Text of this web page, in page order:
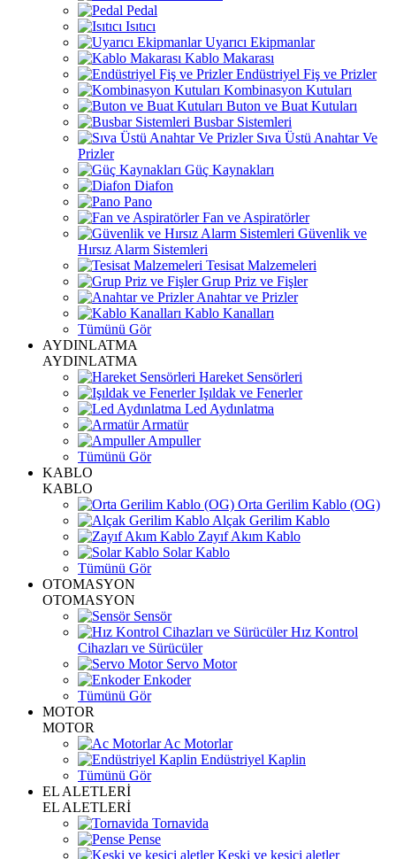
Pedal
Isıtıcı
Uyarıcı Ekipmanlar
Kablo Makarası
Endüstriyel Fiş ve Prizler
Kombinasyon Kutuları
Buton ve Buat Kutuları
Busbar Sistemleri
Sıva Üstü Anahtar Ve
Prizler
Güç Kaynakları
Diafon
Pano
Fan ve Aspiratörler
Güvenlik ve
Hırsız Alarm Sistemleri
Tesisat Malzemeleri
Grup Priz ve Fişler
Anahtar ve Prizler
Kablo Kanalları
Tümünü Gör
AYDINLATMA
AYDINLATMA
Hareket Sensörleri
Işıldak ve Fenerler
Led Aydınlatma
Armatür
Ampuller
Tümünü Gör
KABLO
KABLO
Orta Gerilim Kablo (OG)
Alçak Gerilim Kablo
Zayıf Akım Kablo
Solar Kablo
Tümünü Gör
OTOMASYON
OTOMASYON
Sensör
Hız Kontrol
Cihazları ve Sürücüler
Servo Motor
Enkoder
Tümünü Gör
MOTOR
MOTOR
Ac Motorlar
Endüstriyel Kaplin
Tümünü Gör
EL ALETLERİ
EL ALETLERİ
Tornavida
Pense
Keski ve kesici aletler